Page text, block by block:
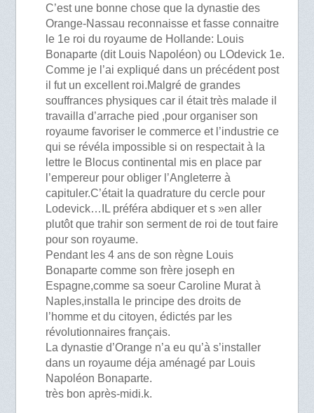
C’est une bonne chose que la dynastie des
Orange-Nassau reconnaisse et fasse connaitre
le 1e roi du royaume de Hollande: Louis
Bonaparte (dit Louis Napoléon) ou LOdevick 1e.
Comme je l’ai expliqué dans un précédent post
il fut un excellent roi.Malgré de grandes
souffrances physiques car il était très malade il
travailla d’arrache pied ,pour organiser son
royaume favoriser le commerce et l’industrie ce
qui se révéla impossible si on respectait à la
lettre le Blocus continental mis en place par
l’empereur pour obliger l’Angleterre à
capituler.C’était la quadrature du cercle pour
Lodevick…IL préféra abdiquer et s »en aller
plutôt que trahir son serment de roi de tout faire
pour son royaume.
Pendant les 4 ans de son règne Louis
Bonaparte comme son frère joseph en
Espagne,comme sa soeur Caroline Murat à
Naples,installa le principe des droits de
l’homme et du citoyen, édictés par les
révolutionnaires français.
La dynastie d’Orange n’a eu qu’à s’installer
dans un royaume déja aménagé par Louis
Napoléon Bonaparte.
très bon après-midi.k.